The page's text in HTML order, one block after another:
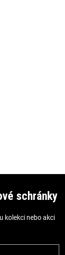
schránky
kolekci nebo akci